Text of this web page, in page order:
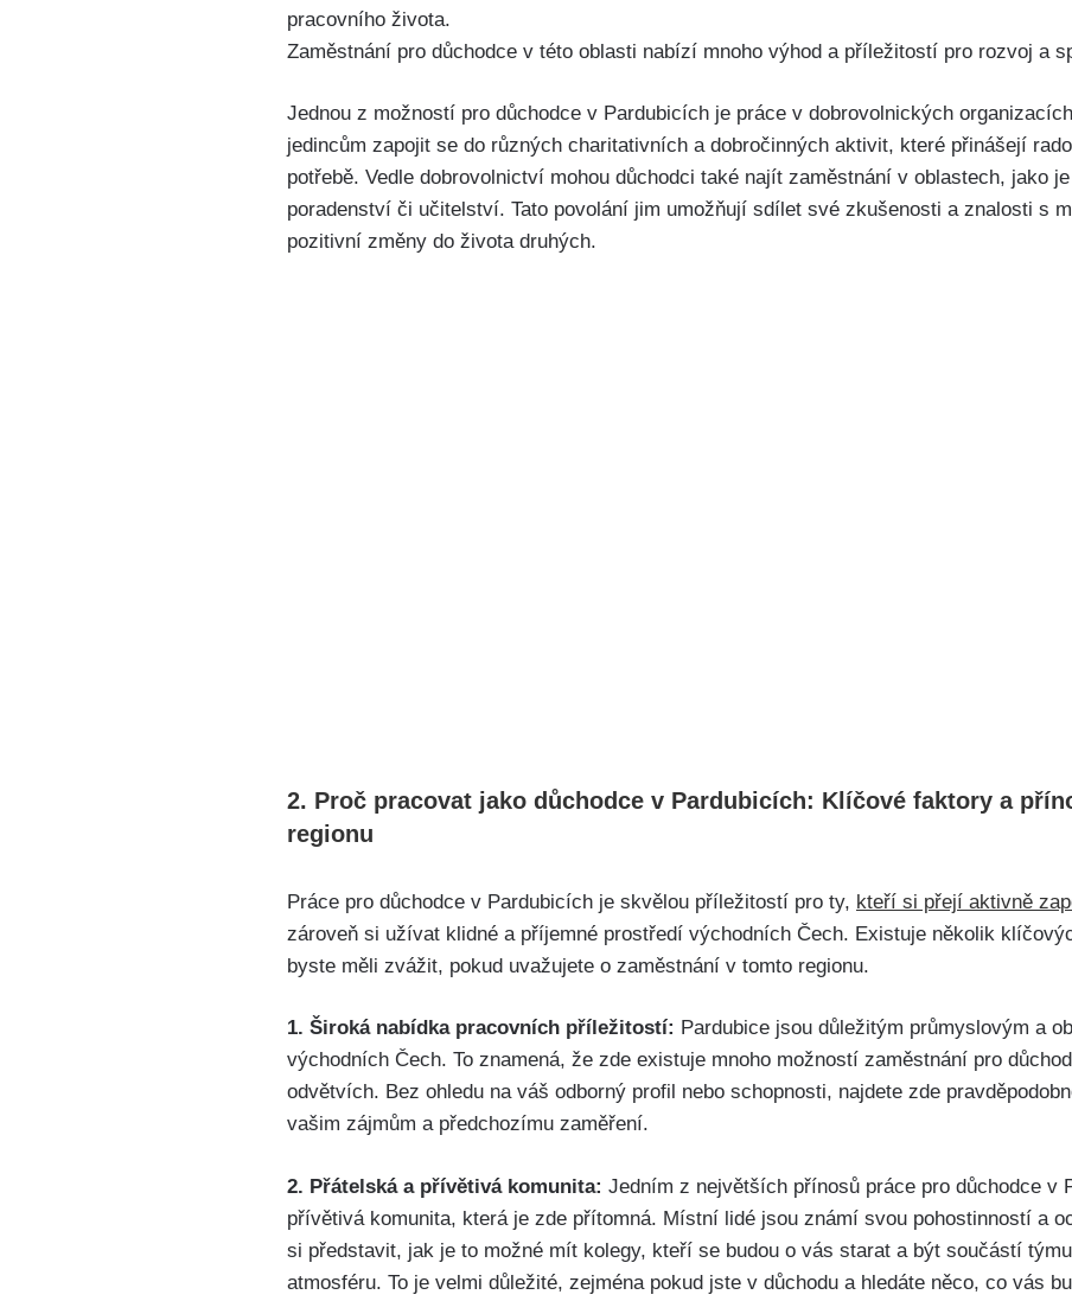
pracovního života.
Zaměstnání pro důchodce v této oblasti nabízí mnoho výhod a příležitostí pro rozvoj a
Jednou z možností pro důchodce v Pardubicích je práce v dobrovolnických
jedincům zapojit se do různých charitativních a dobročinných aktivit, které přinášejí
potřebě. Vedle dobrovolnictví mohou důchodci také najít zaměstnání v oblastech, jako
poradenství či učitelství. Tato povolání jim umožňují sdílet své zkušenosti a znalosti s
pozitivní změny do života druhých.
2. Proč pracovat jako důchodce v Pardubicích: Klíčové faktory a
regionu
Práce pro důchodce v Pardubicích je skvělou příležitostí pro ty, kteří si přejí aktivně
zároveň si užívat klidné a příjemné prostředí východních Čech. Existuje několik
byste měli zvážit, pokud uvažujete o zaměstnání v tomto regionu.
1. Široká nabídka pracovních příležitostí: Pardubice jsou důležitým průmyslovým a
východních Čech. To znamená, že zde existuje mnoho možností zaměstnání pro
odvětvích. Bez ohledu na váš odborný profil nebo schopnosti, najdete zde
vašim zájmům a předchozímu zaměření.
2. Přátelská a přívětivá komunita: Jedním z největších přínosů práce pro důchodce v
přívětivá komunita, která je zde přítomná. Místní lidé jsou známí svou pohostinností a
si představit, jak je to možné mít kolegy, kteří se budou o vás starat a být součástí
atmosféru. To je velmi důležité, zejména pokud jste v důchodu a hledáte něco, co vás